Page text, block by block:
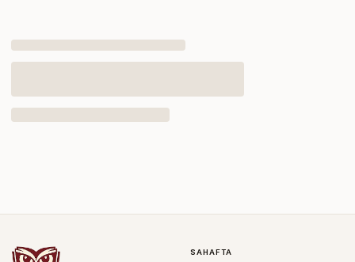
SAHAFTA